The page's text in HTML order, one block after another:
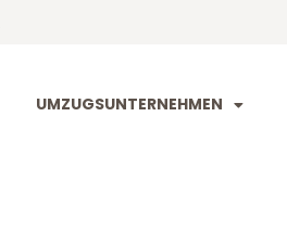
UMZUGSUNTERNEHMEN